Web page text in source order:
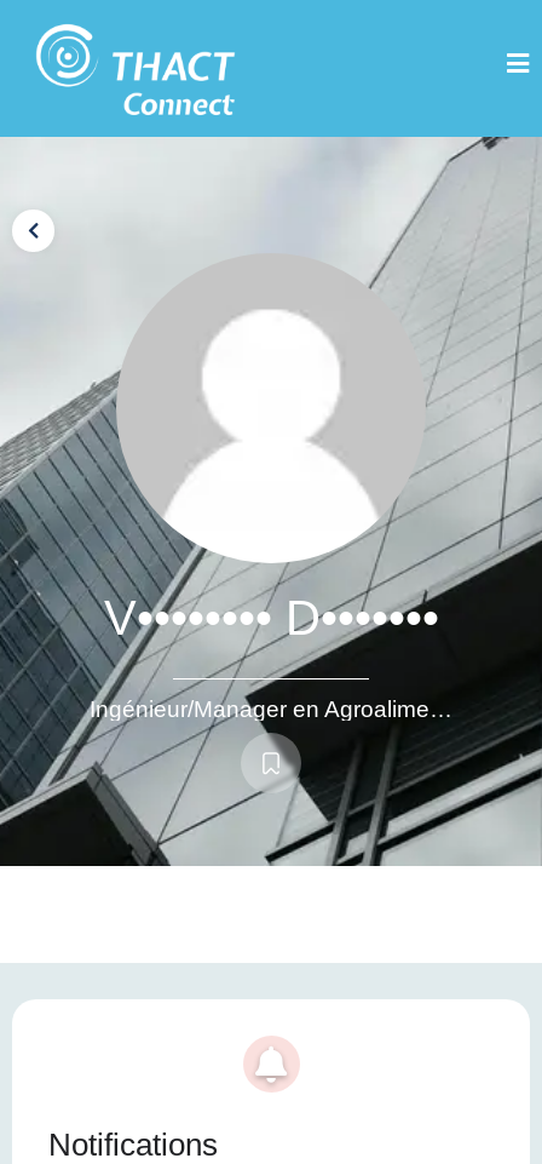
V•••••••• D•••••••
Ingénieur/Manager en Agroalimentaire
Notifications